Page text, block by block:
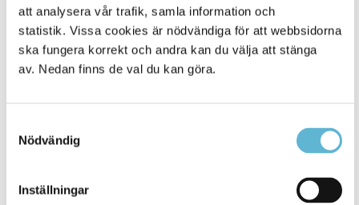
att analysera vår trafik, samla information och
statistik. Vissa cookies är nödvändiga för att webbsidorna
ska fungera korrekt och andra kan du välja att stänga
av. Nedan finns de val du kan göra.
Nödvändig
Inställningar
Strandängen
Korsholmen
Valje havsbad
Sidan senast uppdaterad: